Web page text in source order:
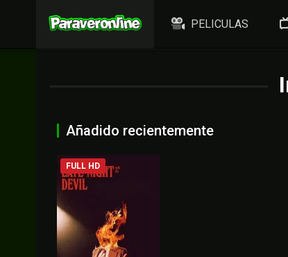
PELICULAS
Añadido recientemente
FULL HD